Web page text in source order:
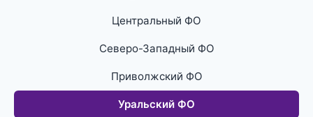
Центральный ФО
Северо-Западный ФО
Приволжский ФО
Уральский ФО